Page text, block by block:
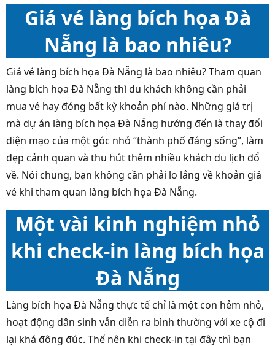
Giá vé làng bích họa Đà
Nẵng là bao nhiêu?
Giá vé làng bích họa Đà Nẵng là bao nhiêu? Tham quan
làng bích họa Đà Nẵng thì du khách không cần phải
mua vé hay đóng bất kỳ khoản phí nào. Những giá trị
mà dự án làng bích họa Đà Nẵng hướng đến là thay đổi
diện mạo của một góc nhỏ “thành phố đáng sống”, làm
đẹp cảnh quan và thu hút thêm nhiều khách du lịch đổ
về. Nói chung, bạn không cần phải lo lắng về khoản giá
vé khi tham quan làng bích họa Đà Nẵng.
Một vài kinh nghiệm nhỏ
khi check-in làng bích họa
Đà Nẵng
Làng bích họa Đà Nẵng thực tế chỉ là một con hẻm nhỏ,
hoạt động dân sinh vẫn diễn ra bình thường với xe cộ đi
lại khá đông đúc. Thế nên khi check-in tại đây thì bạn